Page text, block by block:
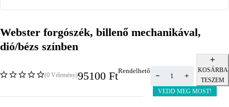
Webster forgószék, billenő mechanikával,
dió/bézs színben
(0 Vélemény)95100 FtRendelhető
KOSÁRBA
TESZEM
VEDD MEG MOST!